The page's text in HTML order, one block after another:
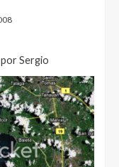
Sergio